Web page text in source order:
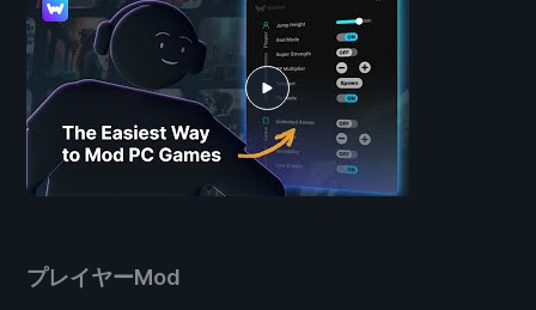
プレイヤーMod